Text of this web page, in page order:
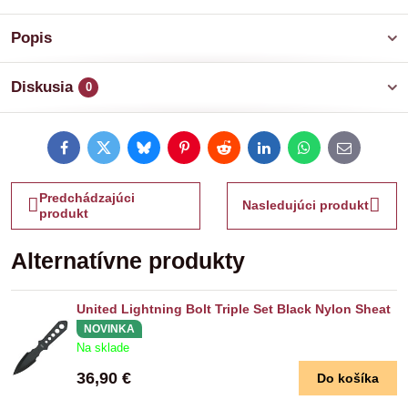
Popis
Diskusia 0
FacebookTwitterBlueskyPinterestRedditLinkedInWhatsApp
E-
mail
Predchádzajúci
produkt
Nasledujúci produkt
Alternatívne produkty
United Lightning Bolt Triple Set Black Nylon Sheat
NOVINKA
Na sklade
36,90 € Do košíka